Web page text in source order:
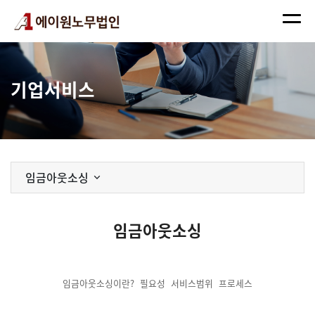
기업서비스
임금아웃소싱
임금아웃소싱
임금아웃소싱이란? 필요성 서비스범위 프로세스